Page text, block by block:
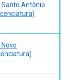
Santo Antônio